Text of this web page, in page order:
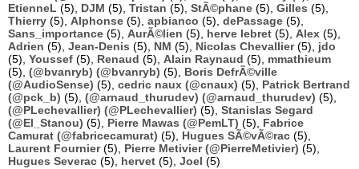
EtienneL (5), DJM (5), Tristan (5), StÃ©phane (5), Gilles (5),
Thierry (5), Alphonse (5), apbianco (5), dePassage (5),
Sans_importance (5), AurÃ©lien (5), herve lebret (5), Alex (5),
Adrien (5), Jean-Denis (5), NM (5), Nicolas Chevallier(5), jdo
(5), Youssef (5), Renaud (5), Alain Raynaud (5), mmathieum
(5), (@bvanryb) (@bvanryb) (5), Boris DefrÃ©ville
(@AudioSense) (5), cedric naux (@cnaux) (5), Patrick Bertrand
(@pck_b) (5), (@arnaud_thurudev) (@arnaud_thurudev) (5),
(@PLechevallier) (@PLechevallier) (5), Stanislas Segard
(@El_Stanou) (5), Pierre Mawas (@PemLT) (5), Fabrice
Camurat (@fabricecamurat) (5), Hugues SÃ©vÃ©rac (5),
Laurent Fournier(5), Pierre Metivier (@PierreMetivier) (5),
Hugues Severac (5), hervet (5), Joel (5)